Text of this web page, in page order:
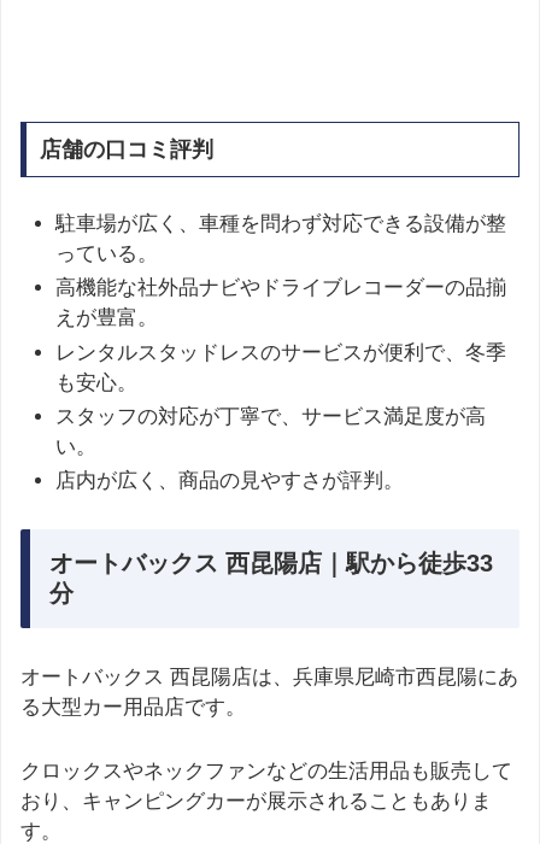
店舗の口コミ評判
駐車場が広く、車種を問わず対応できる設備が整
っている。
高機能な社外品ナビやドライブレコーダーの品揃
えが豊富。
レンタルスタッドレスのサービスが便利で、冬季
も安心。
スタッフの対応が丁寧で、サービス満足度が高
い。
店内が広く、商品の見やすさが評判。
オートバックス 西昆陽店｜駅から徒歩33
分
オートバックス 西昆陽店は、兵庫県尼崎市西昆陽にあ
る大型カー用品店です。
クロックスやネックファンなどの生活用品も販売して
おり、キャンピングカーが展示されることもありま
す。